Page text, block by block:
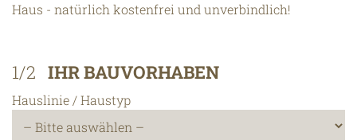
Haus - natürlich kostenfrei und unverbindlich!
1/2 IHR BAUVORHABEN
Hauslinie / Haustyp